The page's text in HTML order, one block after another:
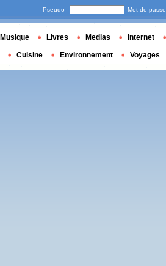
Pseudo Mot de passe
Musique Livres Medias Internet
Cuisine Environnement Voyages